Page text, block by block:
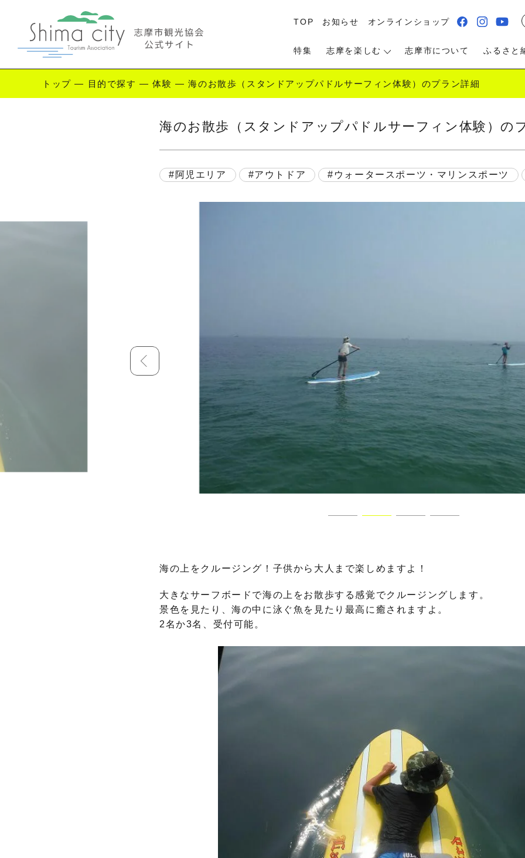
TOP お知らせ オンラインショップ
特集 志摩を楽しむ
Enjoy Shima
志摩市について ふるさと
トップ — 目的で探す —体験 —海のお散歩（スタンドアップパドルサーフィン体験）のプラン詳細
海のお散歩（スタンドアップパドルサーフィン体験）の
阿児エリア アウトドア ウォータースポーツ・マリンスポーツ
海の上をクルージング！子供から大人まで楽しめますよ！
大きなサーフボードで海の上をお散歩する感覚でクルージングします。
景色を見たり、海の中に泳ぐ魚を見たり最高に癒されますよ。
2名か3名、受付可能。